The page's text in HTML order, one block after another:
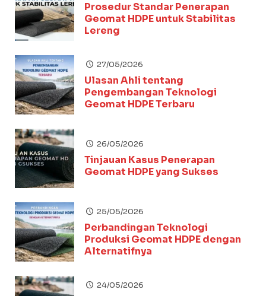
Prosedur Standar Penerapan
Geomat HDPE untuk Stabilitas
Lereng
27/05/2026
Ulasan Ahli tentang
Pengembangan Teknologi
Geomat HDPE Terbaru
26/05/2026
Tinjauan Kasus Penerapan
Geomat HDPE yang Sukses
25/05/2026
Perbandingan Teknologi
Produksi Geomat HDPE dengan
Alternatifnya
24/05/2026